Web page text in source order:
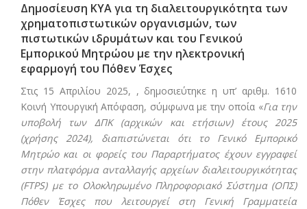
Δημοσίευση ΚΥΑ για τη διαλειτουργικότητα των
χρηματοπιστωτικών οργανισμών, των
πιστωτικών ιδρυμάτων και του Γενικού
Εμπορικού Μητρώου με την ηλεκτρονική
εφαρμογή του Πόθεν Έσχες
Στις 15 Απριλίου 2025, , δημοσιεύτηκε η υπ’ αριθμ. 1610
Κοινή Υπουργική Απόφαση, σύμφωνα με την οποία «Για την
υποβολή των ΔΠΚ (αρχικών και ετήσιων) έτους 2025
(χρήσης 2024), διαπιστώνεται ότι το Γενικό Εμπορικό
Μητρώο και οι φορείς του Παραρτήματος έχουν εγγραφεί
στην πλατφόρμα ανταλλαγής αρχείων διαλειτουργικότητας
(FTPS) με το Ολοκληρωμένο Πληροφοριακό Σύστημα (ΟΠΣ)
Πόθεν Έσχες που λειτουργεί στη Γενική Γραμματεία